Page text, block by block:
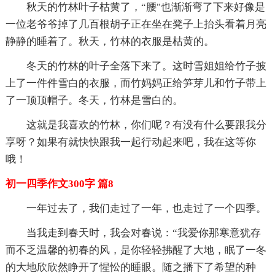
秋天的竹林叶子枯黄了，“腰"也渐渐弯了下来好像是
一位老爷爷掉了几百根胡子正在坐在凳子上抬头看着月亮
静静的睡着了。秋天，竹林的衣服是枯黄的。
冬天的竹林的叶子全落下来了。这时雪姐姐给竹子披
上了一件件雪白的衣服，而竹妈妈正给笋芽儿和竹子带上
了一顶顶帽子。冬天，竹林是雪白的。
这就是我喜欢的竹林，你们呢？有没有什么要跟我分
享呀？如果有就快快跟我一起行动起来吧，我在这等你
哦！
初一四季作文300字 篇8
一年过去了，我们走过了一年，也走过了一个四季。
当我走到春天时，我会对春说：“我爱你那寒意犹存
而不乏温馨的初春的风，是你轻轻拂醒了大地，眠了一冬
的大地欣欣然睁开了惺忪的睡眼。随之播下了希望的种